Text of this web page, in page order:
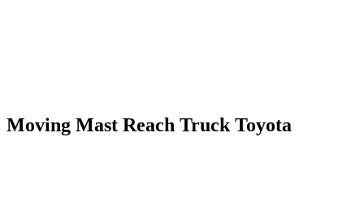
Moving Mast Reach Truck Toyota